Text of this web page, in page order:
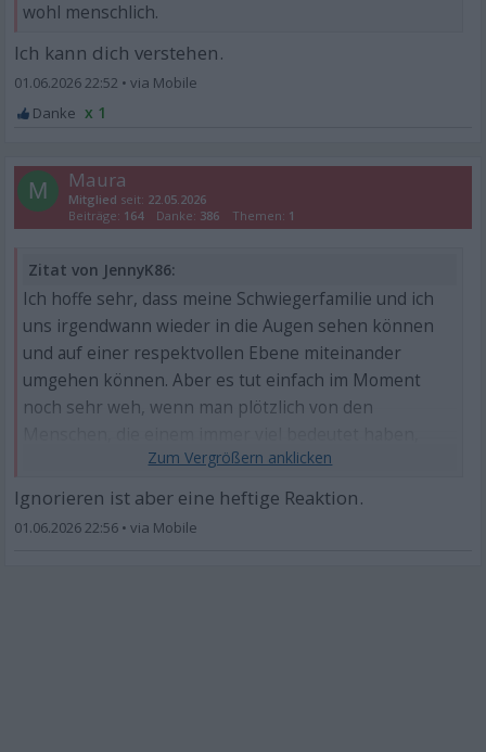
wohl menschlich.
Ich kann dich verstehen.
01.06.2026 22:52 •
x 1
M Maura
Mitglied seit: 22.05.2026
Beiträge: 164 Danke: 386 Themen: 1
Zitat von JennyK86:
Ich hoffe sehr, dass meine Schwiegerfamilie und ich
uns irgendwann wieder in die Augen sehen können
und auf einer respektvollen Ebene miteinander
umgehen können. Aber es tut einfach im Moment
noch sehr weh, wenn man plötzlich von den
ignoriert wird. Ich habe sie immer wertgeschätzt und
tu es auch jetzt noch.
Ignorieren ist aber eine heftige Reaktion.
01.06.2026 22:56 •